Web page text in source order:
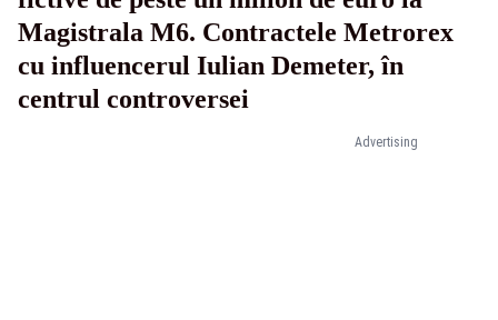
Advertising
Magistrala M6. Contractele Metrorex
cu influencerul Iulian Demeter, în
centrul controversei